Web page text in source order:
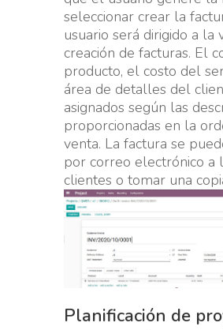
seleccionar crear la
usuario será dirigido a la
creación de facturas. El
producto, el costo del
área de detalles del
asignados según las
proporcionadas en la
venta. La factura se
por correo electrónico a
clientes o tomar una
Planificación de